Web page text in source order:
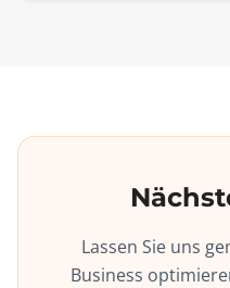
Lassen Sie uns
Business